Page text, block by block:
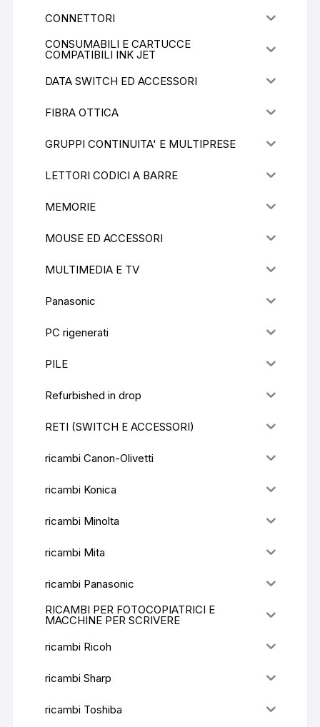
CONNETTORI
CONSUMABILI E CARTUCCE
COMPATIBILI INK JET
DATA SWITCH ED ACCESSORI
FIBRA OTTICA
GRUPPI CONTINUITA' E MULTIPRESE
LETTORI CODICI A BARRE
MEMORIE
MOUSE ED ACCESSORI
MULTIMEDIA E TV
Panasonic
PC rigenerati
PILE
Refurbished in drop
RETI (SWITCH E ACCESSORI)
ricambi Canon-Olivetti
ricambi Konica
ricambi Minolta
ricambi Mita
ricambi Panasonic
RICAMBI PER FOTOCOPIATRICI E
MACCHINE PER SCRIVERE
ricambi Ricoh
ricambi Sharp
ricambi Toshiba